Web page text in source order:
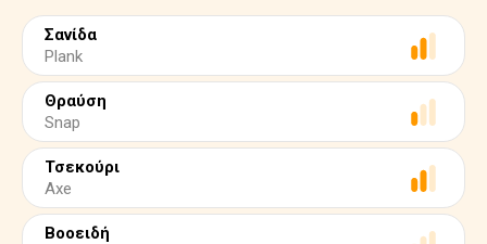
Σανίδα
Plank
Θραύση
Snap
Τσεκούρι
Axe
Βοοειδή